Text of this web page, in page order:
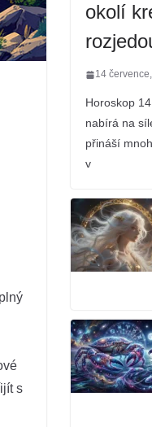
s
okolí
14
Horoskop
nabírá na
přináší
v